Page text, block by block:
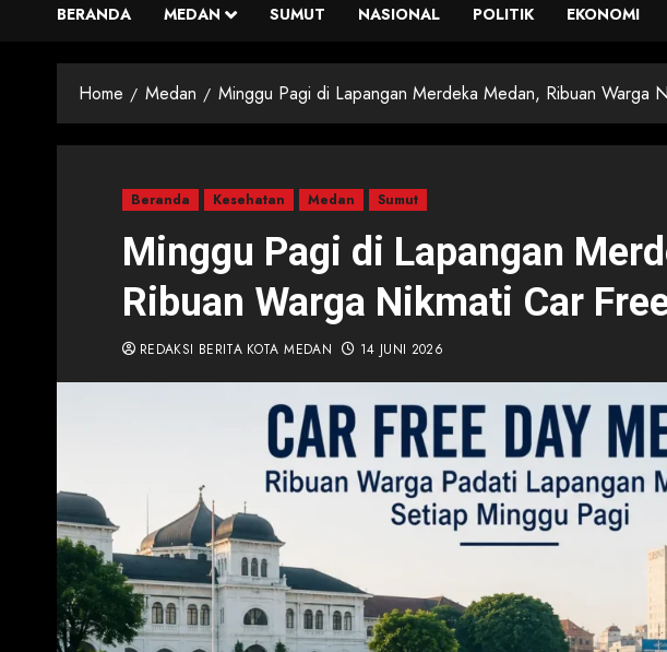
BERANDA MEDAN SUMUT NASIONAL POLITIK EKONOMI
Home Medan Minggu Pagi di Lapangan Merdeka Medan, Ribuan Warga
Beranda Kesehatan Medan Sumut
Minggu Pagi di Lapangan
Ribuan Warga Nikmati Car
REDAKSI BERITA KOTA MEDAN 14 JUNI 2026